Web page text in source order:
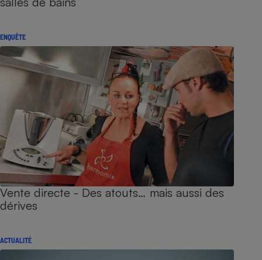
ENQUÊTE
Vente directe - Des atouts… mais aussi des
dérives
ACTUALITÉ